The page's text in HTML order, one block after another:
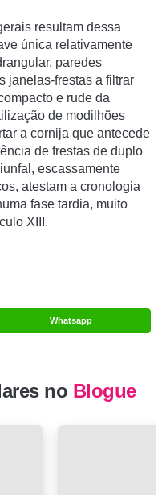
resultam dessa
única relativamente
paredes
janelas-frestas a filtrar
e rude da
de modilhões
a cornija que antecede
de frestas de duplo
escassamente
atestam a cronologia
fase tardia, muito
XIII.
Whatsapp
no Blogue